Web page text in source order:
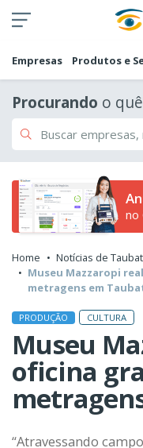
Empresas Produtos e
Procurando o
no
Home Notícias de
Museu Mazzaropi
metragens em
PRODUÇÃO CULTURA
Museu
oficina
“Atravessando